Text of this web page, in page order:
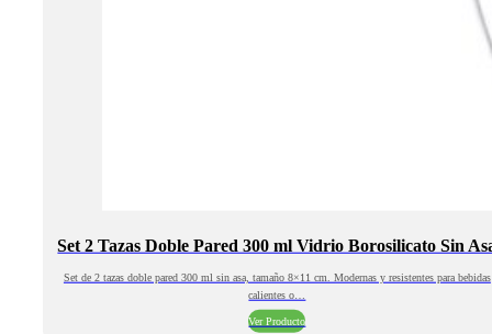
Set 2 Tazas Doble Pared 300 ml Vidrio Borosilicato Sin
Set de 2 tazas doble pared 300 ml sin asa, tamaño 8×11 cm. Modernas y resistentes para bebidas
calientes o…
Ver Producto